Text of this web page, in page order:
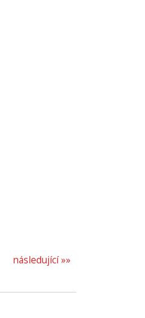
následující »»